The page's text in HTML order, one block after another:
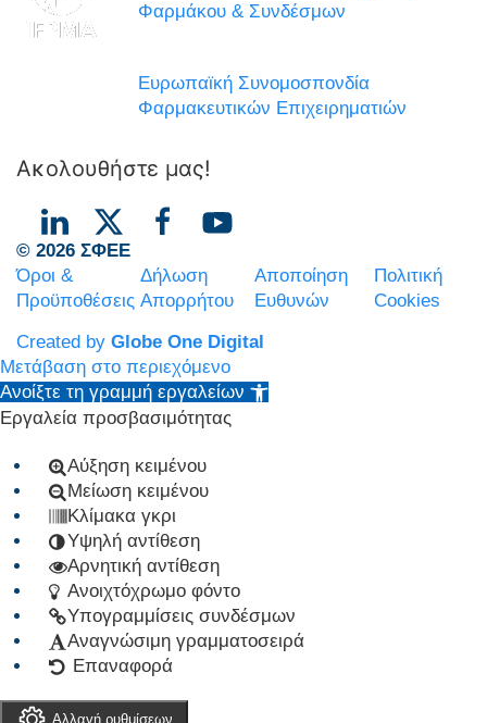
Φαρμάκου & Συνδέσμων
Ευρωπαϊκή Συνομοσπονδία
Φαρμακευτικών Επιχειρηματιών
Ακολουθήστε μας!
© 2026 ΣΦΕΕ
Όροι &
Προϋποθέσεις
Δήλωση
Απορρήτου
Αποποίηση
Ευθυνών
Πολιτική
Cookies
Created by Globe One Digital
Μετάβαση στο περιεχόμενο
Ανοίξτε τη γραμμή εργαλείων
Εργαλεία προσβασιμότητας
Αύξηση κειμένου
Μείωση κειμένου
Κλίμακα γκρι
Υψηλή αντίθεση
Αρνητική αντίθεση
Ανοιχτόχρωμο φόντο
Υπογραμμίσεις συνδέσμων
Αναγνώσιμη γραμματοσειρά
Επαναφορά
Αλλαγή ρυθμίσεων